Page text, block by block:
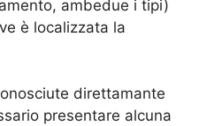
ambedue i tipi)
è localizzata la
direttamante
presentare alcuna